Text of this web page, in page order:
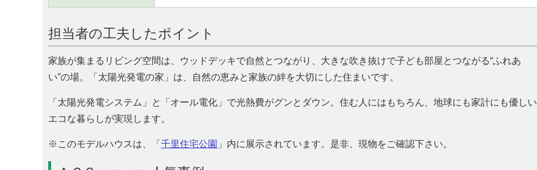
担当者の工夫したポイント
家族が集まるリビング空間は、ウッドデッキで自然とつながり、大きな吹き抜けで子ども部屋とつながる“ふれあ
い”の場。
太陽光発電の家 は、自然の恵みと家族の絆を大切にした住まいです。
太陽光発電システム と オール電化
で光熱費がグンとダウン。住む人にはもちろん、地球にも家計にも優しい
エコな暮らしが実現します。
※このモデルハウスは、「 千里住宅公園 」内に展示されています。是非、現物をご確認下さい。